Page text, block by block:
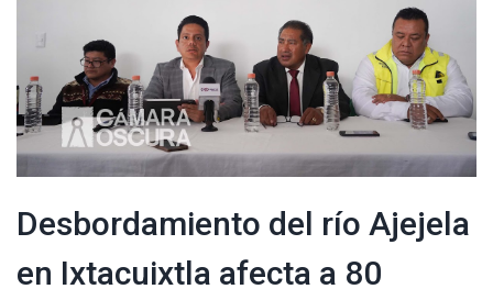
Desbordamiento del río Ajejela
en Ixtacuixtla afecta a 80